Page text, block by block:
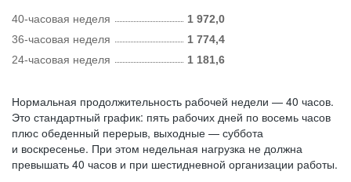
40-часовая неделя
1 972,0
36-часовая неделя
1 774,4
24-часовая неделя
1 181,6
Нормальная продолжительность рабочей недели — 40 часов.
Это стандартный график: пять рабочих дней по восемь часов
плюс обеденный перерыв, выходные — суббота
и воскресенье. При этом недельная нагрузка не должна
превышать 40 часов и при шестидневной организации работы.